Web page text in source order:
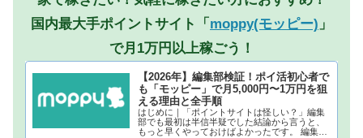
国内最大手ポイントサイト「 moppy(モッピー) 」
で月1万円以上稼ごう！
【2026年】編集部検証！ポイ活初心者で
も「モッピー」で月5,000円〜1万円を狙
える理由と全手順
はじめに｜「ポイントサイトは怪しい？」編集
部でも最初は半信半疑でした結論から言うと、
もっと早くやっておけばよかったです。 編集部